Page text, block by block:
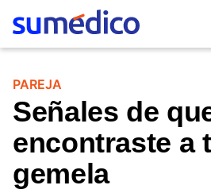
PAREJA
Señales de
encontraste a
gemela